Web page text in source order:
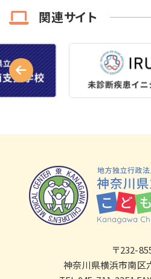
関連サイト
〒232-
神奈川県横浜市南区